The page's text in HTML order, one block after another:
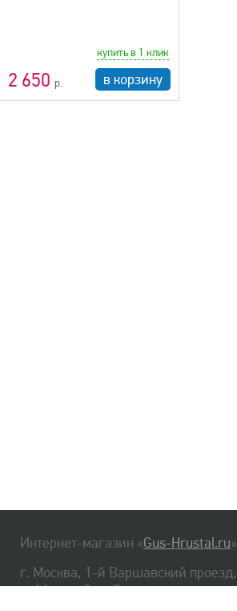
2 650
купить в 1 клик
в корзину
Интернет-магазин «Gus-Hrustal.ru»
г. Москва, 1-й Варшавский проезд,
д. 1А, стр. 3, м. Варшавская